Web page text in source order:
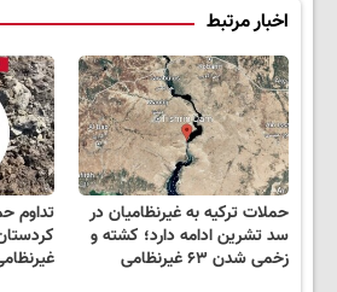
اخبار مرتبط
حملات ترکیه به غیرنظامیان در
سد تشرین ادامه دارد؛ کشته و
زخمی شدن ۶۳ غیرنظامی
تداوم